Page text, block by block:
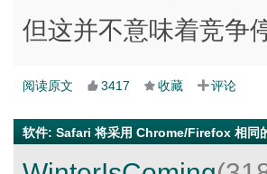
但这并不意味着竞争
阅读原文 3417 收藏 评论
软件: Safari 将采用 Chrome/Firefox 相同